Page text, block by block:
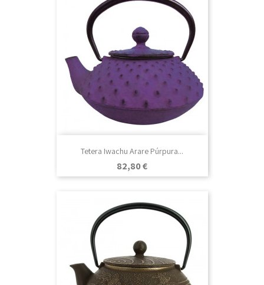
Tetera Iwachu Arare Púrpura...
Precio
82,80 €